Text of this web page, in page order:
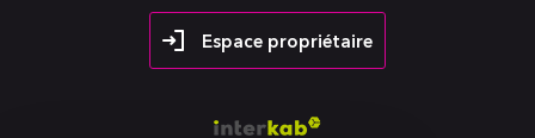
Espace propriétaire